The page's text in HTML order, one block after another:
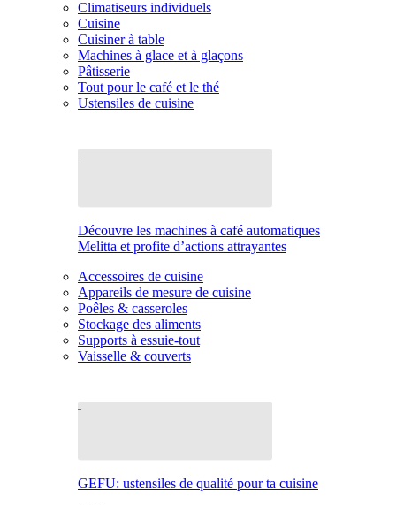
Climatiseurs individuels
Cuisine
Cuisiner à table
Machines à glace et à glaçons
Pâtisserie
Tout pour le café et le thé
Ustensiles de cuisine
Découvre les machines à café automatiques
Melitta et profite d’actions attrayantes
Accessoires de cuisine
Appareils de mesure de cuisine
Poêles & casseroles
Stockage des aliments
Supports à essuie-tout
Vaisselle & couverts
GEFU: ustensiles de qualité pour ta cuisine